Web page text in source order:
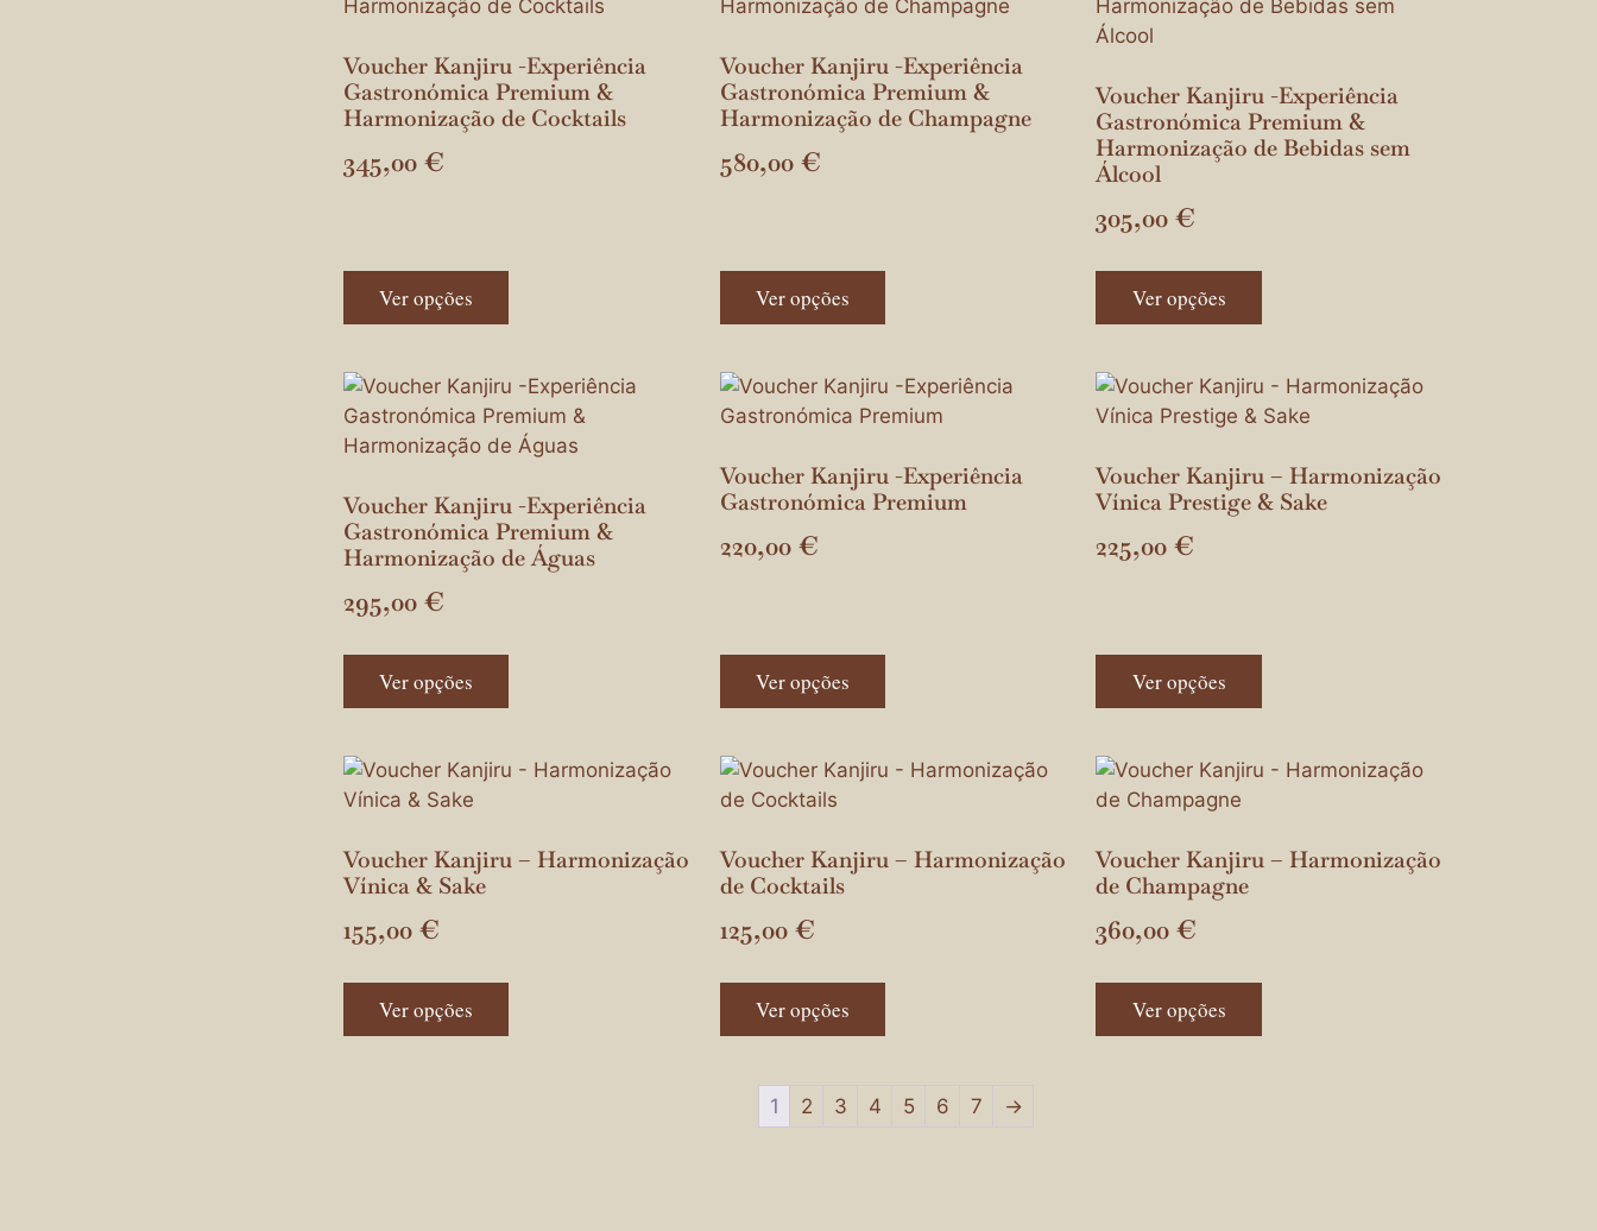
Voucher Kanjiru -Experiência
Gastronómica Premium &
Harmonização de Cocktails
345,00 €
Ver opções
Voucher Kanjiru -Experiência
Gastronómica Premium &
Harmonização de Champagne
580,00 €
Ver opções
Voucher Kanjiru -Experiência
Gastronómica Premium &
Harmonização de Bebidas sem
Álcool
305,00 €
Ver opções
Voucher Kanjiru -Experiência
Gastronómica Premium &
Harmonização de Águas
295,00 €
Ver opções
Voucher Kanjiru -Experiência
Gastronómica Premium
220,00 €
Ver opções
Voucher Kanjiru – Harmonização
Vínica Prestige & Sake
225,00 €
Ver opções
Voucher Kanjiru – Harmonização
Vínica & Sake
155,00 €
Ver opções
Voucher Kanjiru – Harmonização
de Cocktails
125,00 €
Ver opções
Voucher Kanjiru – Harmonização
de Champagne
360,00 €
Ver opções
1 2 3 4 5 6 7 →